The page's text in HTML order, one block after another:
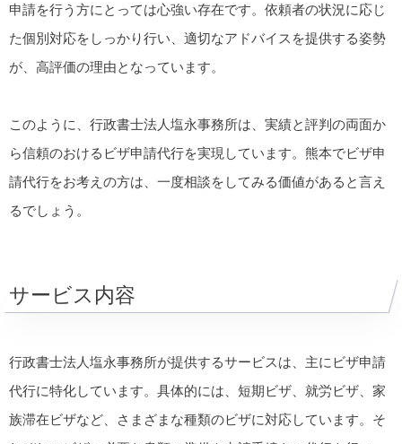
申請を行う方にとっては心強い存在です。依頼者の状況に応じ
た個別対応をしっかり行い、適切なアドバイスを提供する姿勢
が、高評価の理由となっています。
このように、行政書士法人塩永事務所は、実績と評判の両面か
ら信頼のおけるビザ申請代行を実現しています。熊本でビザ申
請代行をお考えの方は、一度相談をしてみる価値があると言え
るでしょう。
サービス内容
行政書士法人塩永事務所が提供するサービスは、主にビザ申請
代行に特化しています。具体的には、短期ビザ、就労ビザ、家
族滞在ビザなど、さまざまな種類のビザに対応しています。そ